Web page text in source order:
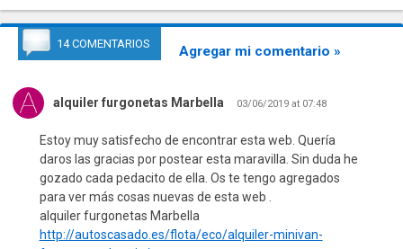
14 COMENTARIOS Agregar mi comentario »
alquiler furgonetas Marbella 03/06/2019 at 07:48
Estoy muy satisfecho de encontrar esta web. Quería
daros las gracias por postear esta maravilla. Sin duda he
gozado cada pedacito de ella. Os te tengo agregados
para ver más cosas nuevas de esta web .
alquiler furgonetas Marbella
http://autoscasado.es/flota/eco/alquiler-minivan-